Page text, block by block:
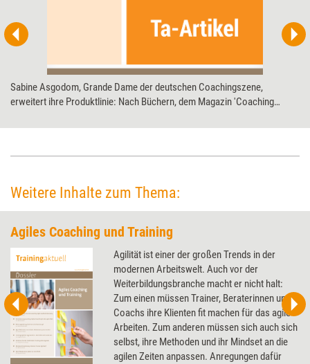
Sabine Asgodom, Grande Dame der deutschen Coachingszene,
erweitert ihre Produktlinie: Nach Büchern, dem Magazin 'Coaching
Akademie. Im Interview mit Training aktuell erklärt sie, was ihre
hohen Preis geboten bekommen.
Weitere Inhalte zum Thema:
Agiles Coaching und Training
Agilität ist einer der großen Trends in der
modernen Arbeitswelt. Auch vor der
Weiterbildungsbranche macht er nicht halt:
Zum einen müssen Trainer, Beraterinnen und
Coachs ihre Klienten fit machen für das agile
Arbeiten. Zum anderen müssen sich auch sich
selbst, ihre Methoden und ihr Mindset an die
agilen Zeiten anpassen. Anregungen dafür